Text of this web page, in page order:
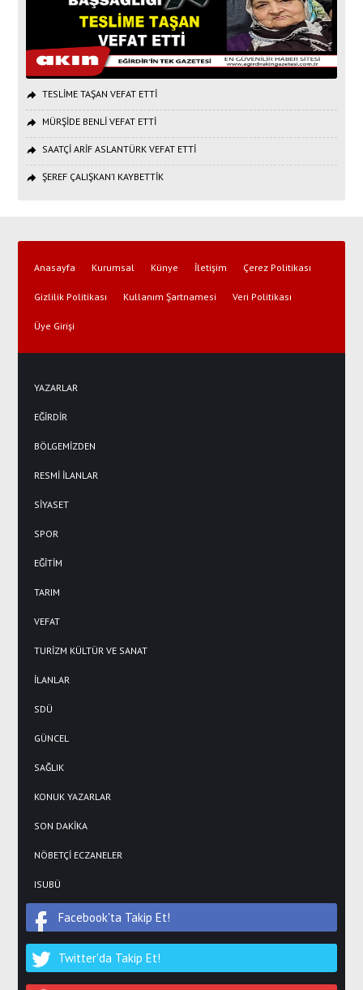
TESLİME TAŞAN VEFAT ETTİ
MÜRŞİDE BENLİ VEFAT ETTİ
SAATÇİ ARİF ASLANTÜRK VEFAT ETTİ
ŞEREF ÇALIŞKAN’I KAYBETTİK
Anasayfa Kurumsal Künye İletişim Çerez Politikası
Gizlilik Politikası Kullanım Şartnamesi Veri Politikası
Üye Girişi
YAZARLAR
EĞİRDİR
BÖLGEMİZDEN
RESMİ İLANLAR
SİYASET
SPOR
EĞİTİM
TARIM
VEFAT
TURİZM KÜLTÜR VE SANAT
İLANLAR
SDÜ
GÜNCEL
SAĞLIK
KONUK YAZARLAR
SON DAKİKA
NÖBETÇİ ECZANELER
ISUBÜ
Facebook'ta Takip Et!
Twitter'da Takip Et!